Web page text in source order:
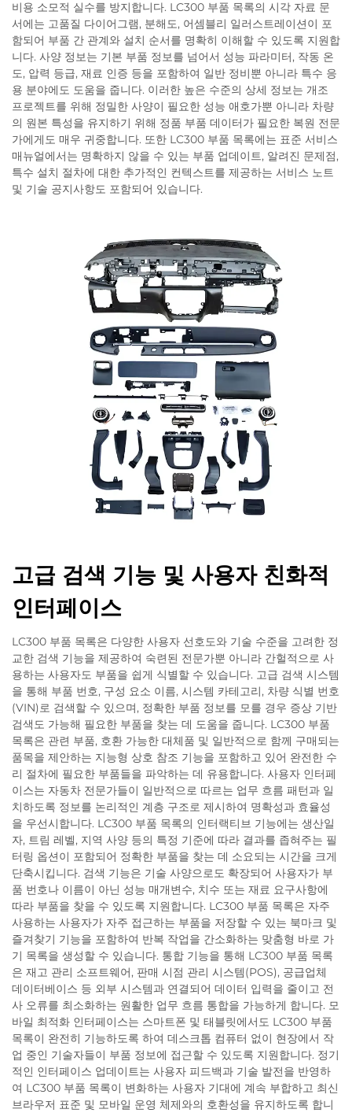
비용 소모적 실수를 방지합니다. LC300 부품 목록의 시각 자료 문
서에는 고품질 다이어그램, 분해도, 어셈블리 일러스트레이션이 포
함되어 부품 간 관계와 설치 순서를 명확히 이해할 수 있도록 지원합
니다. 사양 정보는 기본 부품 정보를 넘어서 성능 파라미터, 작동 온
도, 압력 등급, 재료 인증 등을 포함하여 일반 정비뿐 아니라 특수 응
용 분야에도 도움을 줍니다. 이러한 높은 수준의 상세 정보는 개조
프로젝트를 위해 정밀한 사양이 필요한 성능 애호가뿐 아니라 차량
의 원본 특성을 유지하기 위해 정품 부품 데이터가 필요한 복원 전문
가에게도 매우 귀중합니다. 또한 LC300 부품 목록에는 표준 서비스
매뉴얼에서는 명확하지 않을 수 있는 부품 업데이트, 알려진 문제점,
특수 설치 절차에 대한 추가적인 컨텍스트를 제공하는 서비스 노트
및 기술 공지사항도 포함되어 있습니다.
고급 검색 기능 및 사용자 친화적
인터페이스
LC300 부품 목록은 다양한 사용자 선호도와 기술 수준을 고려한 정
교한 검색 기능을 제공하여 숙련된 전문가뿐 아니라 간헐적으로 사
용하는 사용자도 부품을 쉽게 식별할 수 있습니다. 고급 검색 시스템
을 통해 부품 번호, 구성 요소 이름, 시스템 카테고리, 차량 식별 번호
(VIN)로 검색할 수 있으며, 정확한 부품 정보를 모를 경우 증상 기반
검색도 가능해 필요한 부품을 찾는 데 도움을 줍니다. LC300 부품
목록은 관련 부품, 호환 가능한 대체품 및 일반적으로 함께 구매되는
품목을 제안하는 지능형 상호 참조 기능을 포함하고 있어 완전한 수
리 절차에 필요한 부품들을 파악하는 데 유용합니다. 사용자 인터페
이스는 자동차 전문가들이 일반적으로 따르는 업무 흐름 패턴과 일
치하도록 정보를 논리적인 계층 구조로 제시하여 명확성과 효율성
을 우선시합니다. LC300 부품 목록의 인터랙티브 기능에는 생산일
자, 트림 레벨, 지역 사양 등의 특정 기준에 따라 결과를 좁혀주는 필
터링 옵션이 포함되어 정확한 부품을 찾는 데 소요되는 시간을 크게
단축시킵니다. 검색 기능은 기술 사양으로도 확장되어 사용자가 부
품 번호나 이름이 아닌 성능 매개변수, 치수 또는 재료 요구사항에
따라 부품을 찾을 수 있도록 지원합니다. LC300 부품 목록은 자주
사용하는 사용자가 자주 접근하는 부품을 저장할 수 있는 북마크 및
즐겨찾기 기능을 포함하여 반복 작업을 간소화하는 맞춤형 바로 가
기 목록을 생성할 수 있습니다. 통합 기능을 통해 LC300 부품 목록
은 재고 관리 소프트웨어, 판매 시점 관리 시스템(POS), 공급업체
데이터베이스 등 외부 시스템과 연결되어 데이터 입력을 줄이고 전
사 오류를 최소화하는 원활한 업무 흐름 통합을 가능하게 합니다. 모
바일 최적화 인터페이스는 스마트폰 및 태블릿에서도 LC300 부품
목록이 완전히 기능하도록 하여 데스크톱 컴퓨터 없이 현장에서 작
업 중인 기술자들이 부품 정보에 접근할 수 있도록 지원합니다. 정기
적인 인터페이스 업데이트는 사용자 피드백과 기술 발전을 반영하
여 LC300 부품 목록이 변화하는 사용자 기대에 계속 부합하고 최신
브라우저 표준 및 모바일 운영 체제와의 호환성을 유지하도록 합니